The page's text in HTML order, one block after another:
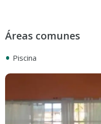
Áreas comunes
• Piscina